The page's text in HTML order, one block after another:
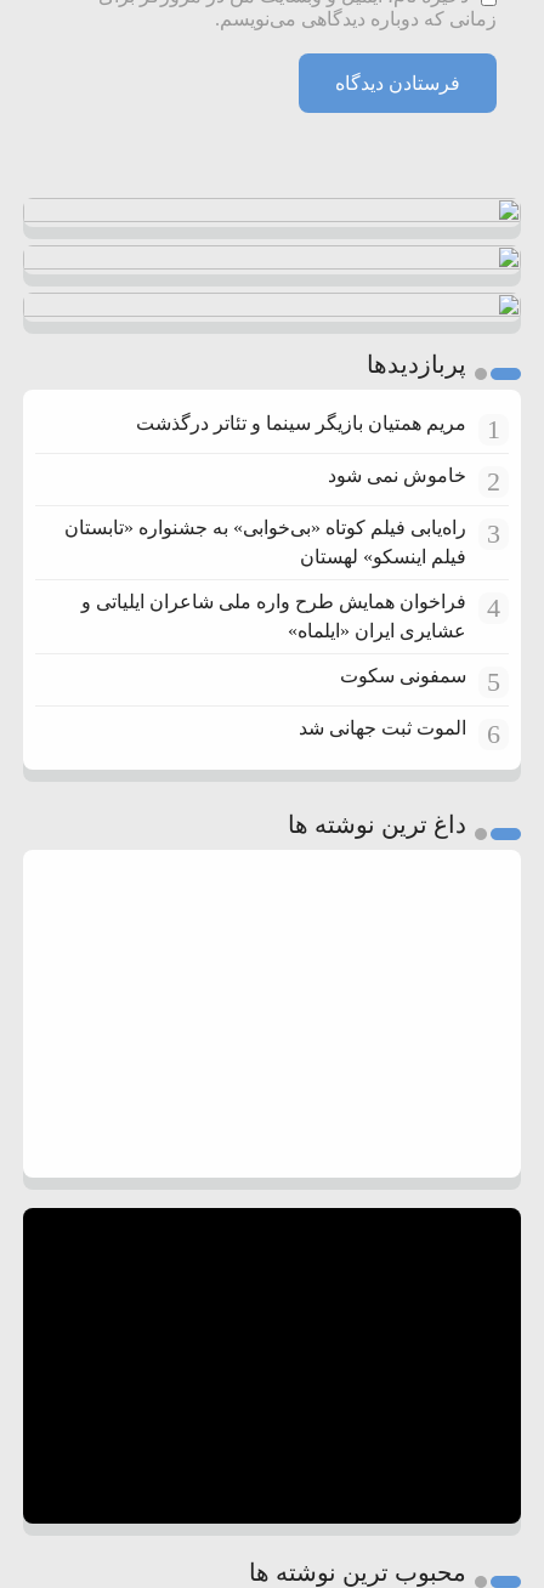
زمانی که دوباره دیدگاهی می‌نویسم.
پربازدیدها
1 مریم همتیان بازیگر سینما و تئاتر درگذشت
2 خاموش نمی شود
3
راه‌یابی فیلم کوتاه «بی‌خوابی» به جشنواره «تابستان
فیلم اینسکو» لهستان
4
فراخوان همایش طرح واره ملی شاعران ایلیاتی و
عشایری ایران «ایلماه»
5 سمفونی سکوت
6 الموت ثبت جهانی شد
داغ ترین نوشته ها
محبوب ترین نوشته ها